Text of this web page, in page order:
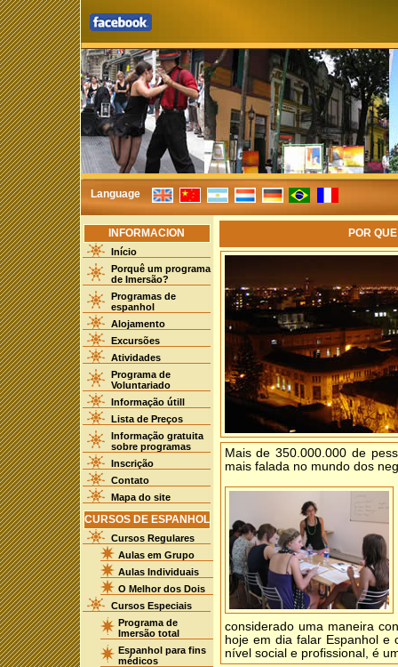
Language
INFORMACION
Início
Porquê um programa
de Imersão?
Programas de
espanhol
Alojamento
Excursões
Atividades
Programa de
Voluntariado
Informação útill
Lista de Preços
Informação gratuita
sobre programas
Inscrição
Contato
Mapa do site
CURSOS DE ESPANHOL
Cursos Regulares
Aulas em Grupo
Aulas Individuais
O Melhor dos Dois
Cursos Especiais
Programa de
Imersão total
Espanhol para fins
médicos
POR
Mais de 350.000.000 de
mais falada no mundo dos
considerado uma maneira
hoje em dia falar Espanhol e
nível social e profissional, é